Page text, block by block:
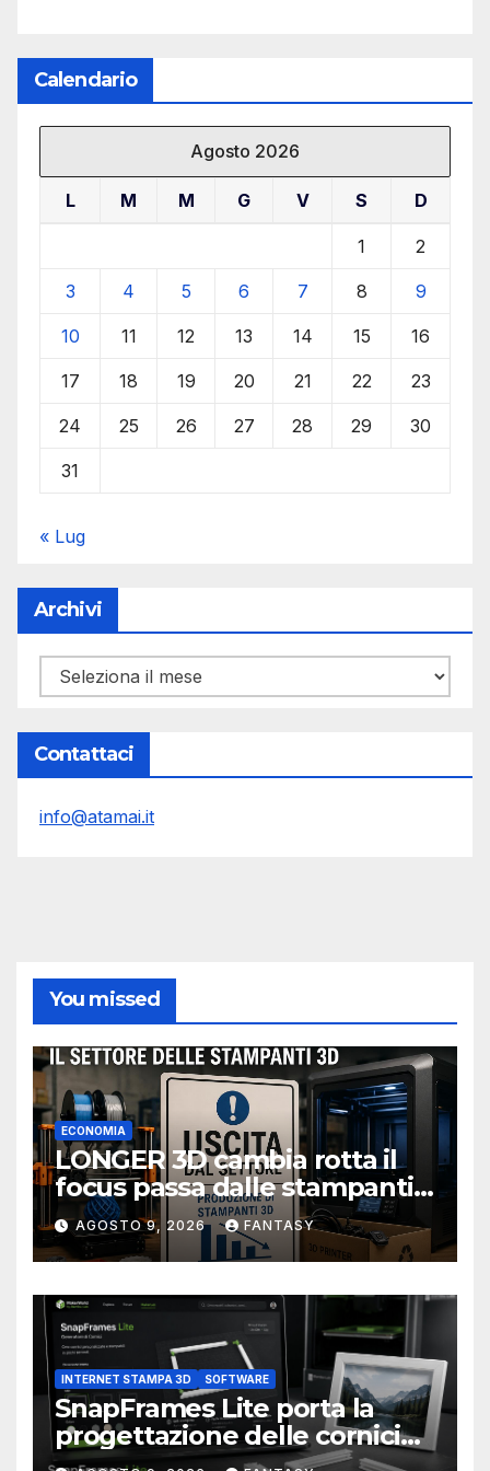
Calendario
Agosto 2026
L M M G V S D
1 2
3 4 5 6 7 8 9
10 11 12 13 14 15 16
17 18 19 20 21 22 23
24 25 26 27 28 29 30
31
« Lug
Archivi
Archivi
Contattaci
info@atamai.it
You missed
ECONOMIA
LONGER 3D cambia rotta il
focus passa dalle stampanti
3D alla stampa UV?
AGOSTO 9, 2026 FANTASY
INTERNET STAMPA 3D SOFTWARE
SnapFrames Lite porta la
progettazione delle cornici
personalizzate direttamente